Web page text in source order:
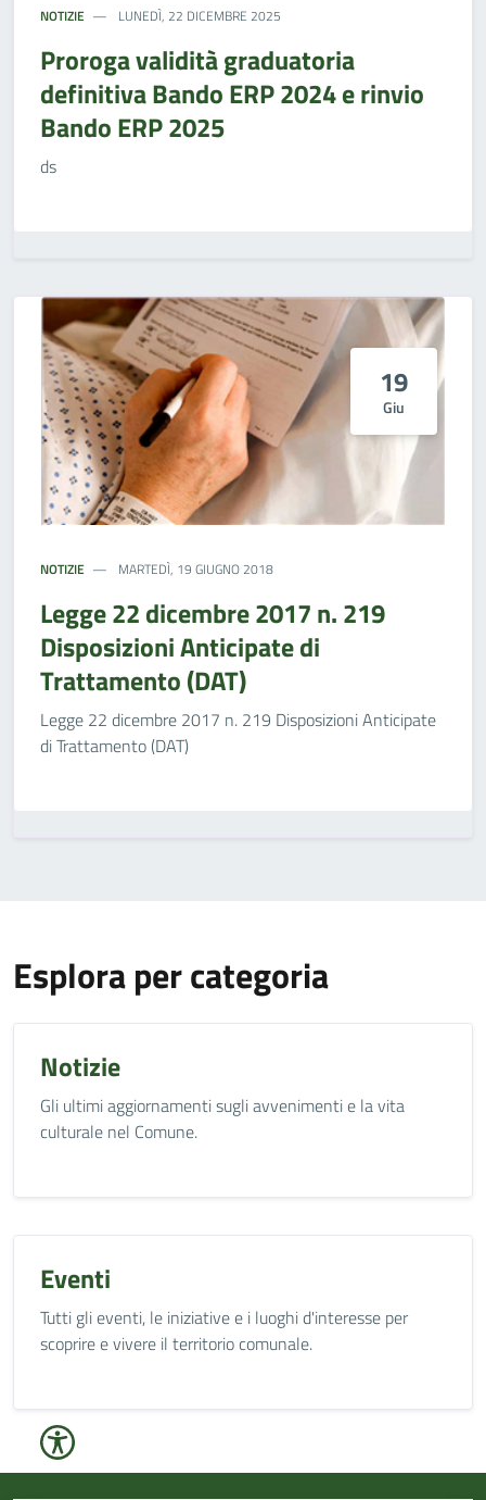
NOTIZIE LUNEDÌ, 22 DICEMBRE 2025
Proroga validità graduatoria
definitiva Bando ERP 2024 e rinvio
Bando ERP 2025
ds
19
Giu
NOTIZIE MARTEDÌ, 19 GIUGNO 2018
Legge 22 dicembre 2017 n. 219
Disposizioni Anticipate di
Trattamento (DAT)
Legge 22 dicembre 2017 n. 219 Disposizioni Anticipate
di Trattamento (DAT)
Esplora per categoria
Notizie
Gli ultimi aggiornamenti sugli avvenimenti e la vita
culturale nel Comune.
Eventi
Tutti gli eventi, le iniziative e i luoghi d'interesse per
scoprire e vivere il territorio comunale.